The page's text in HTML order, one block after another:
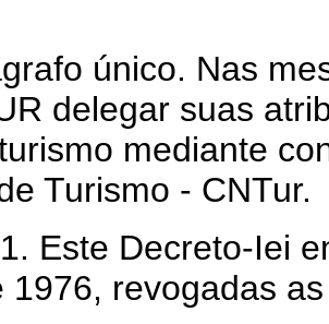
único. Nas
delegar suas
mediante
Turismo - CNTur.
Este Decreto-Iei
1976, revogadas